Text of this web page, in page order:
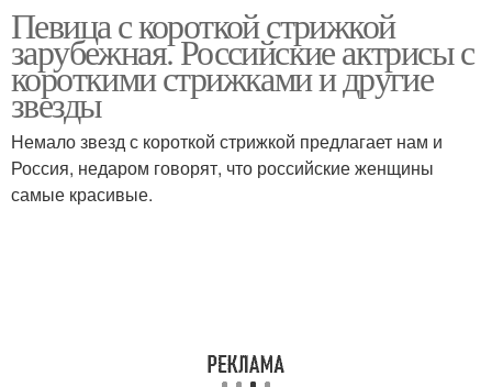
Певица с короткой стрижкой
зарубежная. Российские актрисы с
короткими стрижками и другие
звезды
Немало звезд с короткой стрижкой предлагает нам и
Россия, недаром говорят, что российские женщины
самые красивые.